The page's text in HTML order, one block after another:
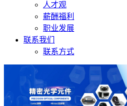
人才观
薪酬福利
职业发展
联系我们
联系方式